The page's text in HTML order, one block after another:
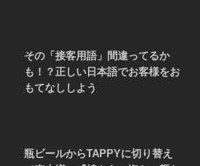
その「接客用語」間違ってるか
も！？正しい日本語でお客様をお
もてなししよう
瓶ビールからTAPPYに切り替え